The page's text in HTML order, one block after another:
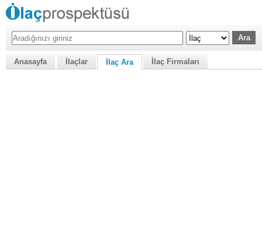
Anasayfa İlaçlar İlaç Ara İlaç Firmaları